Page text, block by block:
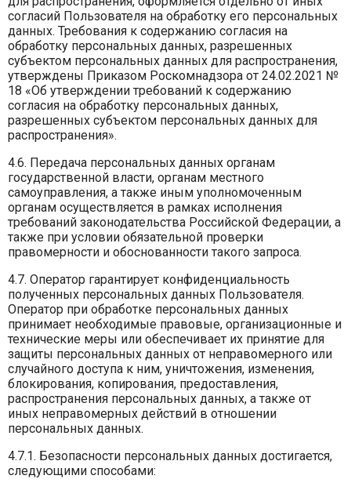
согласий Пользователя на обработку его персональных
данных. Требования к содержанию согласия на
обработку персональных данных, разрешенных
субъектом персональных данных для распространения,
утверждены Приказом Роскомнадзора от 24.02.2021 №
18 «Об утверждении требований к содержанию
согласия на обработку персональных данных,
разрешенных субъектом персональных данных для
распространения».
4.6. Передача персональных данных органам
государственной власти, органам местного
самоуправления, а также иным уполномоченным
органам осуществляется в рамках исполнения
требований законодательства Российской Федерации, а
также при условии обязательной проверки
правомерности и обоснованности такого запроса.
4.7. Оператор гарантирует конфиденциальность
полученных персональных данных Пользователя.
Оператор при обработке персональных данных
принимает необходимые правовые, организационные и
технические меры или обеспечивает их принятие для
защиты персональных данных от неправомерного или
случайного доступа к ним, уничтожения, изменения,
блокирования, копирования, предоставления,
распространения персональных данных, а также от
иных неправомерных действий в отношении
персональных данных.
4.7.1. Безопасности персональных данных достигается,
следующими способами: